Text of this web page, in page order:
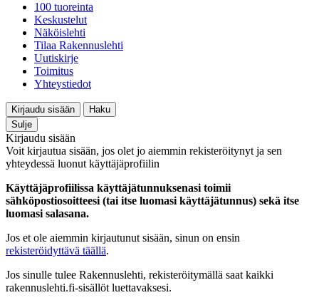
100 tuoreinta
Keskustelut
Näköislehti
Tilaa Rakennuslehti
Uutiskirje
Toimitus
Yhteystiedot
Kirjaudu sisään
Haku
Sulje
Kirjaudu sisään
Voit kirjautua sisään, jos olet jo aiemmin rekisteröitynyt ja sen
yhteydessä luonut käyttäjäprofiilin
Käyttäjäprofiilissa käyttäjätunnuksenasi toimii
sähköpostiosoitteesi (tai itse luomasi käyttäjätunnus) sekä itse
luomasi salasana.
Jos et ole aiemmin kirjautunut sisään, sinun on ensin
rekisteröidyttävä täällä.
Jos sinulle tulee Rakennuslehti, rekisteröitymällä saat kaikki
rakennuslehti.fi-sisällöt luettavaksesi.